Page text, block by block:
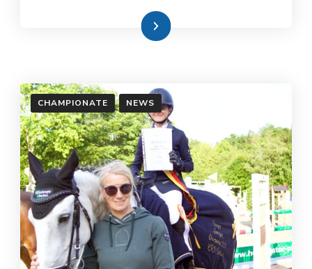
Weiterlesen
CHAMPIONATE NEWS